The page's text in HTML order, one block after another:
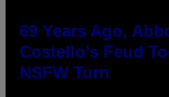
69 Years Ago,
Costello’s Feud
NSFW Turn